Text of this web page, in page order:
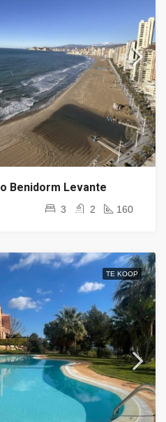
Benidorm Levante
3 2 160
TE KOOP